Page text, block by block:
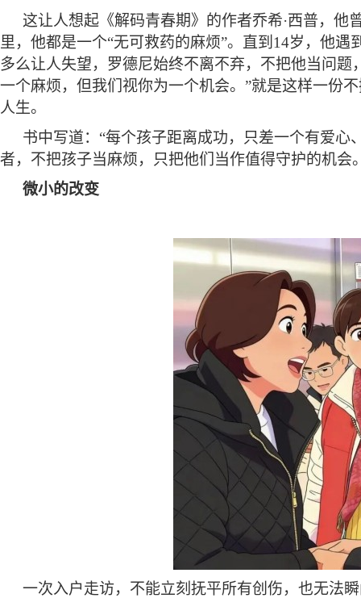
这让人想起《解码青春期》的作者乔希·西普，他
里，他都是一个“无可救药的麻烦”。直到14岁，他
多么让人失望，罗德尼始终不离不弃，不把他当问
一个麻烦，但我们视你为一个机会。”就是这样一份
人生。
书中写道： “每个孩子距离成功，只差一个有爱心
者，不把孩子当麻烦，只把他们当作值得守护的机会
微小的改变
一次入户走访，不能立刻抚平所有创伤，也无法